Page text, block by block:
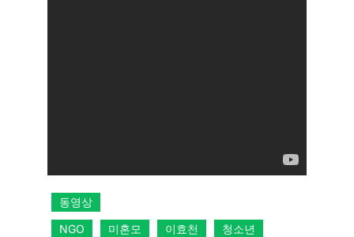
동영상
NGO
미혼모 이효천
청소년